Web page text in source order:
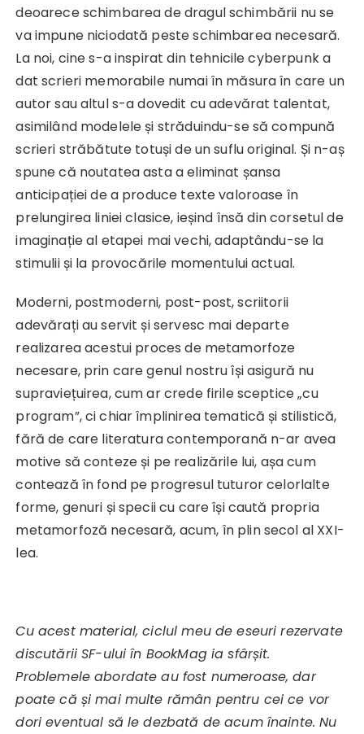
deoarece schimbarea de dragul schimbării nu se
va impune niciodată peste schimbarea necesară.
La noi, cine s-a inspirat din tehnicile cyberpunk a
dat scrieri memorabile numai în măsura în care un
autor sau altul s-a dovedit cu adevărat talentat,
asimilând modelele și străduindu-se să compună
scrieri străbătute totuși de un suflu original. Și n-aș
spune că noutatea asta a eliminat șansa
anticipației de a produce texte valoroase în
prelungirea liniei clasice, ieșind însă din corsetul de
imaginație al etapei mai vechi, adaptându-se la
stimulii și la provocările momentului actual.
Moderni, postmoderni, post-post, scriitorii
adevărați au servit și servesc mai departe
realizarea acestui proces de metamorfoze
necesare, prin care genul nostru își asigură nu
supraviețuirea, cum ar crede firile sceptice „cu
program”, ci chiar împlinirea tematică și stilistică,
fără de care literatura contemporană n-ar avea
motive să conteze și pe realizările lui, așa cum
contează în fond pe progresul tuturor celorlalte
forme, genuri și specii cu care își caută propria
metamorfoză necesară, acum, în plin secol al XXI-
lea.
Cu acest material, ciclul meu de eseuri rezervate
discutării SF-ului în BookMag ia sfârșit.
Problemele abordate au fost numeroase, dar
poate că și mai multe rămân pentru cei ce vor
dori eventual să le dezbată de acum înainte. Nu